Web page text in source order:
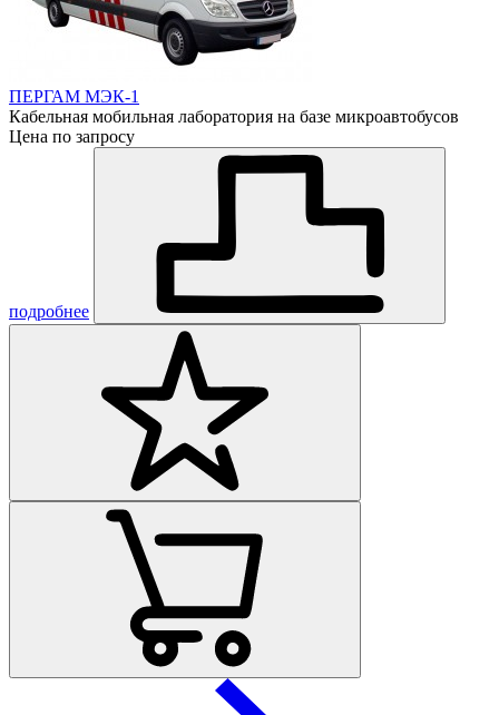
ПЕРГАМ МЭК-1
Кабельная мобильная лаборатория на базе микроавтобусов
Цена по запросу
подробнее